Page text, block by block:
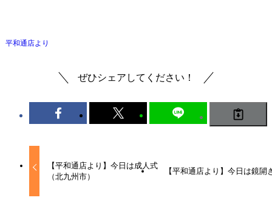
平和通店より
ぜひシェアしてください！
【平和通店より】今日は成人式
（北九州市）
【平和通店より】今日は鏡開